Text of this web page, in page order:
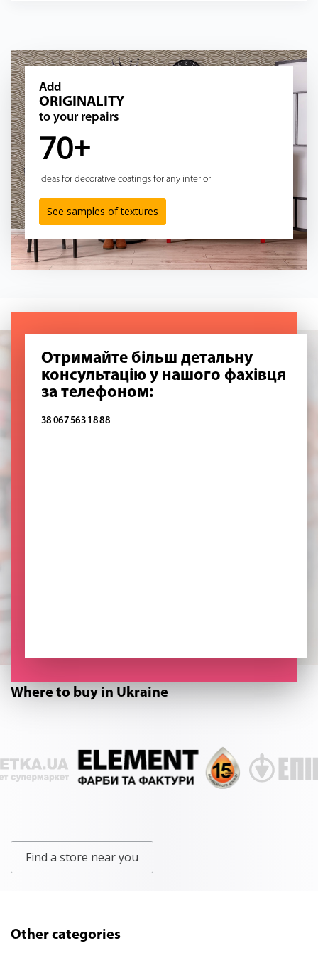
Add
ORIGINALITY
to your repairs
70+
Ideas for decorative coatings for any interior
See samples of textures
Отримайте більш детальну
консультацію у нашого фахівця
за телефоном:
38 067 563 18 88
Where to buy in Ukraine
Find a store near you
Other categories